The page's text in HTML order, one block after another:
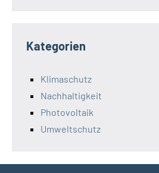
Kategorien
Klimaschutz
Nachhaltigkeit
Photovoltaik
Umweltschutz